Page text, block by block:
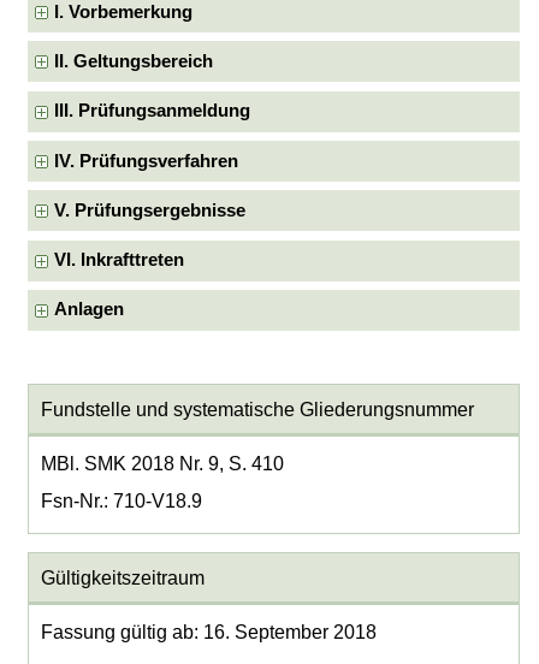
I. Vorbemerkung
II. Geltungsbereich
III. Prüfungsanmeldung
IV. Prüfungsverfahren
V. Prüfungsergebnisse
VI. Inkrafttreten
Anlagen
Fundstelle und systematische Gliederungsnummer
MBl. SMK 2018 Nr. 9, S. 410
Fsn-Nr.: 710-V18.9
Gültigkeitszeitraum
Fassung gültig ab: 16. September 2018